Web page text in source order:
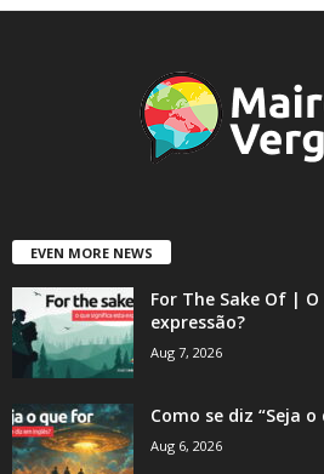
EVEN MORE NEWS
For The Sake Of |
expressão?
Aug 7, 2026
Como se diz “Seja
Aug 6, 2026